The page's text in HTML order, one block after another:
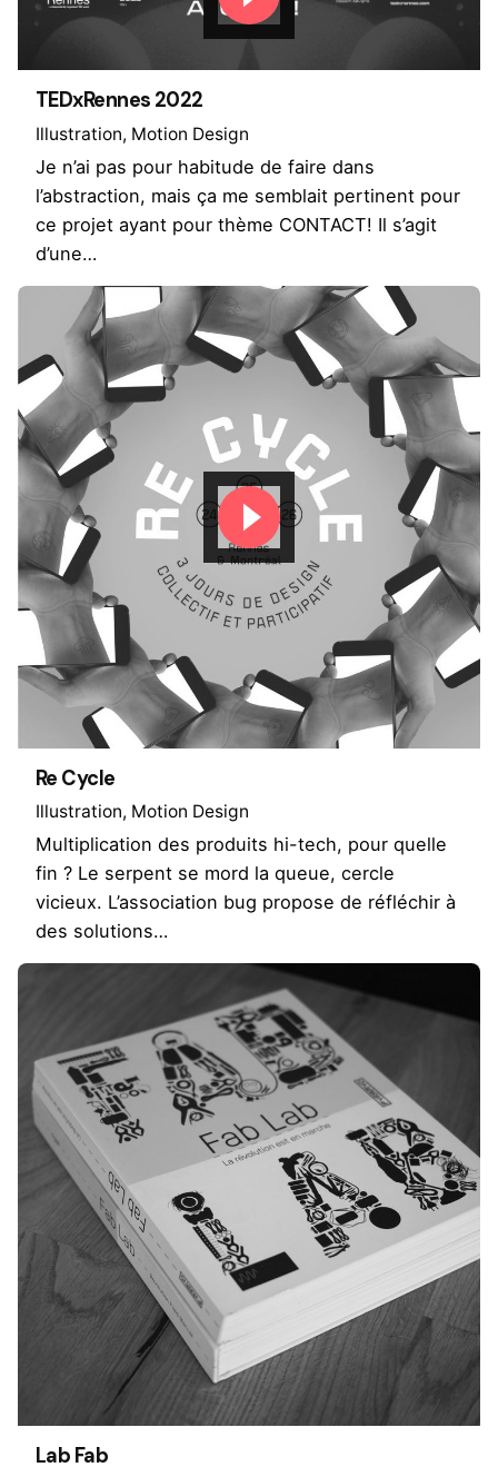
TEDxRennes 2022
Illustration Motion Design
Je n’ai pas pour habitude de faire dans
l’abstraction, mais ça me semblait pertinent pour
ce projet ayant pour thème CONTACT! Il s’agit
d’une…
Re Cycle
Illustration Motion Design
Multiplication des produits hi-tech, pour quelle
fin ? Le serpent se mord la queue, cercle
vicieux. L’association bug propose de réfléchir à
des solutions…
Lab Fab